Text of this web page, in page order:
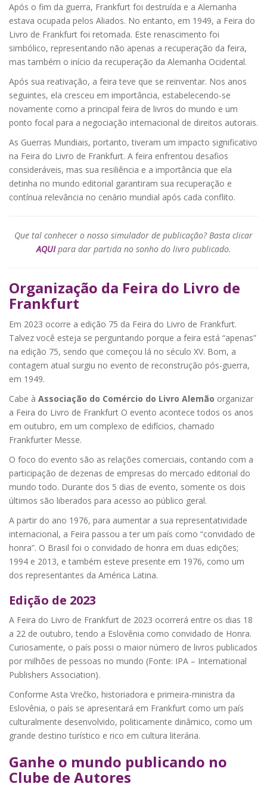
Após o fim da guerra, Frankfurt foi destruída e a Alemanha
estava ocupada pelos Aliados. No entanto, em 1949, a Feira do
Livro de Frankfurt foi retomada. Este renascimento foi
simbólico, representando não apenas a recuperação da feira,
mas também o início da recuperação da Alemanha Ocidental.
Após sua reativação, a feira teve que se reinventar. Nos anos
seguintes, ela cresceu em importância, estabelecendo-se
novamente como a principal feira de livros do mundo e um
ponto focal para a negociação internacional de direitos autorais.
As Guerras Mundiais, portanto, tiveram um impacto significativo
na Feira do Livro de Frankfurt. A feira enfrentou desafios
consideráveis, mas sua resiliência e a importância que ela
detinha no mundo editorial garantiram sua recuperação e
contínua relevância no cenário mundial após cada conflito.
Que tal conhecer o nosso simulador de publicação? Basta clicar
AQUIpara dar partida no sonho do livro publicado.
Organização da Feira do Livro de
Frankfurt
Em 2023 ocorre a edição 75 da Feira do Livro de Frankfurt.
Talvez você esteja se perguntando porque a feira está “apenas”
na edição 75, sendo que começou lá no século XV. Bom, a
contagem atual surgiu no evento de reconstrução pós-guerra,
em 1949.
Cabe à Associação do Comércio do Livro Alemão organizar
a Feira do Livro de Frankfurt O evento acontece todos os anos
em outubro, em um complexo de edifícios, chamado
Frankfurter Messe.
O foco do evento são as relações comerciais, contando com a
participação de dezenas de empresas do mercado editorial do
mundo todo. Durante dos 5 dias de evento, somente os dois
últimos são liberados para acesso ao público geral.
A partir do ano 1976, para aumentar a sua representatividade
internacional, a Feira passou a ter um país como “convidado de
honra”. O Brasil foi o convidado de honra em duas edições;
1994 e 2013, e também esteve presente em 1976, como um
dos representantes da América Latina.
Edição de 2023
A Feira do Livro de Frankfurt de 2023 ocorrerá entre os dias 18
a 22 de outubro, tendo a Eslovênia como convidado de Honra.
Curiosamente, o país possi o maior número de livros publicados
por milhões de pessoas no mundo (Fonte: IPA – International
Publishers Association).
Conforme Asta Vrečko, historiadora e primeira-ministra da
Eslovênia, o país se apresentará em Frankfurt como um país
culturalmente desenvolvido, politicamente dinâmico, como um
grande destino turístico e rico em cultura literária.
Ganhe o mundo publicando no
Clube de Autores